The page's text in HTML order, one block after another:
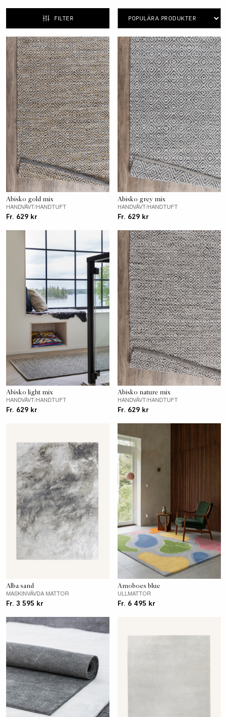
FILTER
Abisko gold mix
HANDVÄVT/HANDTUFT
Fr. 629 kr
Abisko grey mix
HANDVÄVT/HANDTUFT
Fr. 629 kr
Abisko light mix
HANDVÄVT/HANDTUFT
Fr. 629 kr
Abisko nature mix
HANDVÄVT/HANDTUFT
Fr. 629 kr
Alba sand
MASKINVÄVDA MATTOR
Fr. 3 595 kr
Amoboes blue
ULLMATTOR
Fr. 6 495 kr